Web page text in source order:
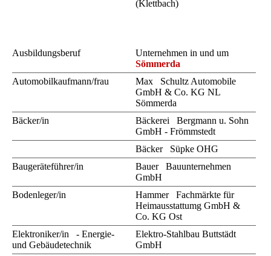
(Klettbach)
Ausbildungsberuf
Unternehmen in und um
Sömmerda
Automobilkaufmann/frau
Max Schultz Automobile
GmbH & Co. KG NL
Sömmerda
Bäcker/in
Bäckerei Bergmann u. Sohn
GmbH - Frömmstedt
Bäcker Süpke OHG
Baugeräteführer/in
Bauer Bauunternehmen
GmbH
Bodenleger/in
Hammer Fachmärkte für
Heimausstattumg GmbH &
Co. KG Ost
Elektroniker/in - Energie-
und Gebäudetechnik
Elektro-Stahlbau Buttstädt
GmbH